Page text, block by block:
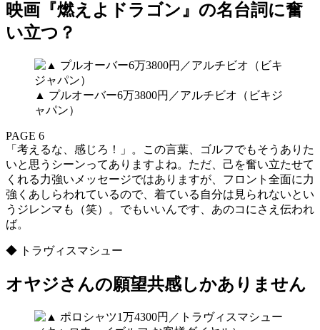
映画『燃えよドラゴン』の名台詞に奮
い立つ？
▲ プルオーバー6万3800円／アルチビオ（ビキジ
ャパン）
PAGE 6
「考えるな、感じろ！」。この言葉、ゴルフでもそうありた
いと思うシーンってありますよね。ただ、己を奮い立たせて
くれる力強いメッセージではありますが、フロント全面に力
強くあしらわれているので、着ている自分は見られないとい
うジレンマも（笑）。でもいいんです、あのコにさえ伝われ
ば。
◆ トラヴィスマシュー
オヤジさんの願望共感しかありません